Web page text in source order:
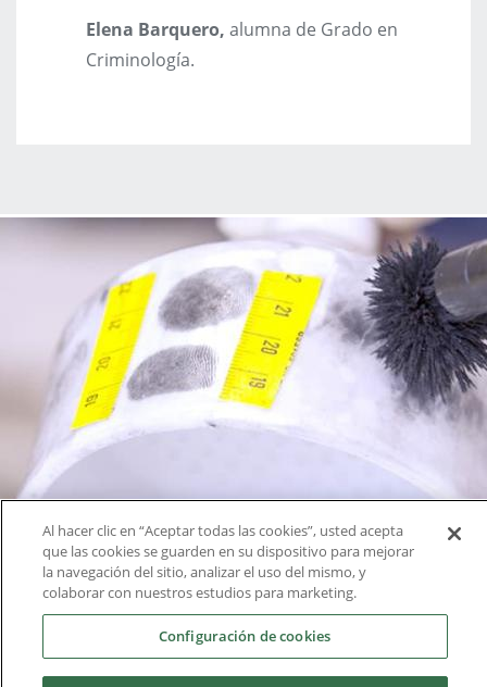
Elena Barquero, alumna de Grado en
Criminología.
Al hacer clic en “Aceptar todas las cookies”, usted acepta
que las cookies se guarden en su dispositivo para mejorar
la navegación del sitio, analizar el uso del mismo, y
colaborar con nuestros estudios para marketing.
Configuración de cookies